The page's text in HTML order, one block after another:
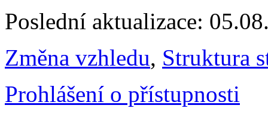
Poslední aktualizace:
Změna vzhledu, Struktura
Prohlášení o přístupnosti